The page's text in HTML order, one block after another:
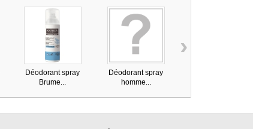
Déodorant spray
Brume...
Déodorant spray
homme...
›